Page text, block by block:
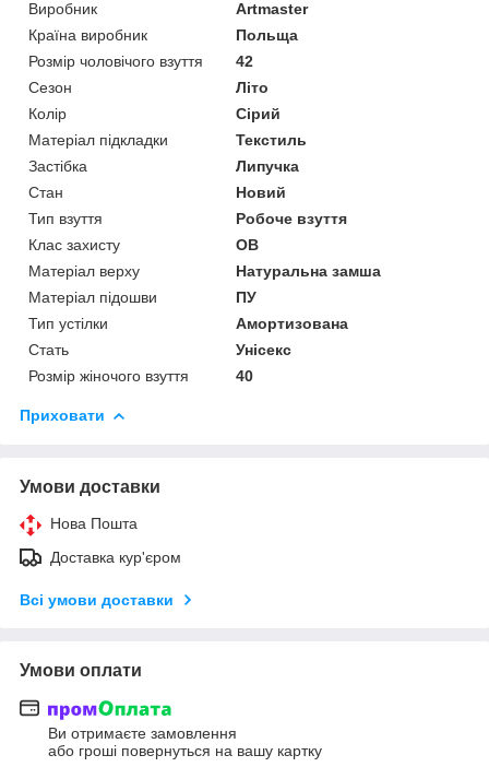
Виробник
Artmaster
Країна виробник
Польща
Розмір чоловічого взуття
42
Сезон
Літо
Колір
Сірий
Матеріал підкладки
Текстиль
Застібка
Липучка
Стан
Новий
Тип взуття
Робоче взуття
Клас захисту
OB
Матеріал верху
Натуральна замша
Матеріал підошви
ПУ
Тип устілки
Амортизована
Стать
Унісекс
Розмір жіночого взуття
40
Приховати
Умови доставки
Нова Пошта
Доставка кур'єром
Всі умови доставки
Умови оплати
Ви отримаєте замовлення
або гроші повернуться на вашу картку